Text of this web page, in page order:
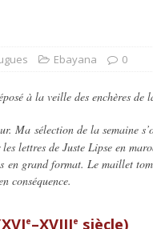
Ebayana 0
à la veille des enchères
Ma sélection de la semaine
lettres de Juste Lipse en
en grand format. Le maillet
conséquence.
e–XVIIIe siècle)